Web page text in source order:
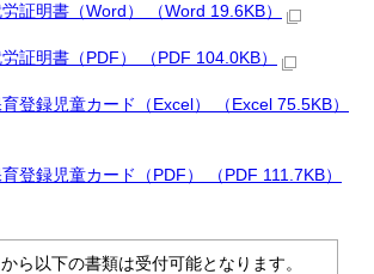
労証明書（Word） （Word 19.6KB）
労証明書（PDF） （PDF 104.0KB）
育登録児童カード（Excel） （Excel 75.5KB）
育登録児童カード（PDF） （PDF 111.7KB）
ら以下の書類は受付可能となります。